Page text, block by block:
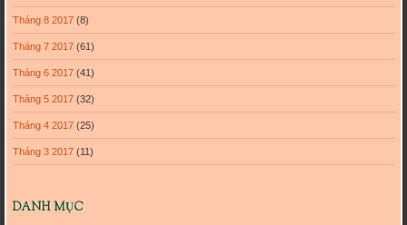
Tháng 8 2017(8)
Tháng 7 2017(61)
Tháng 6 2017(41)
Tháng 5 2017(32)
Tháng 4 2017(25)
Tháng 3 2017(11)
DANH MỤC